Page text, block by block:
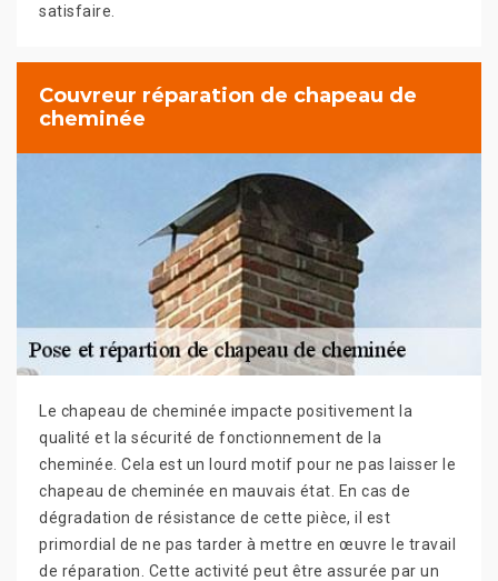
satisfaire.
Couvreur réparation de chapeau de
cheminée
Le chapeau de cheminée impacte positivement la
qualité et la sécurité de fonctionnement de la
cheminée. Cela est un lourd motif pour ne pas laisser le
chapeau de cheminée en mauvais état. En cas de
dégradation de résistance de cette pièce, il est
primordial de ne pas tarder à mettre en œuvre le travail
de réparation. Cette activité peut être assurée par un